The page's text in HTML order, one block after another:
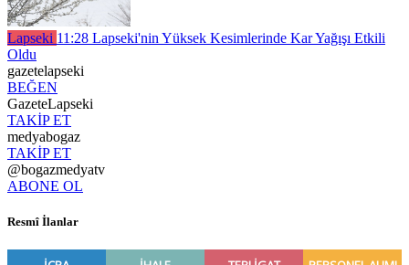
Lapseki 11:28 Lapseki'nin Yüksek Kesimlerinde Kar Yağışı Etkili
Oldu
gazetelapseki
BEĞEN
GazeteLapseki
TAKİP ET
medyabogaz
TAKİP ET
@bogazmedyatv
ABONE OL
Resmî İlanlar